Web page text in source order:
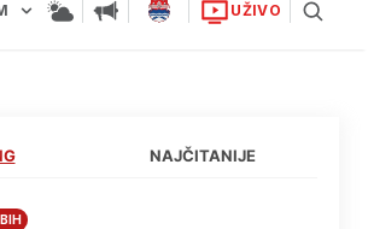
UŽIVO
NAJČITANIJE